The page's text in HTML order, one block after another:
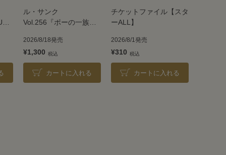
ル・サンク
Vol.256『ポーの一族』
2026/8/18発売
¥1,300
カートに入れる
チケットファイル【スタ
ーALL】
2026/8/1発売
¥310
カートに入れる